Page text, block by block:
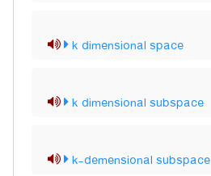
k dimensional space
k dimensional subspace
k-demensional subspace